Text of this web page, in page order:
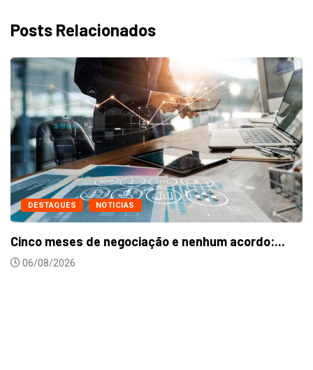
Posts Relacionados
DESTAQUES NOTICIAS
Metalúrgicos de Caxias do Sul aprovam
24/07/2026